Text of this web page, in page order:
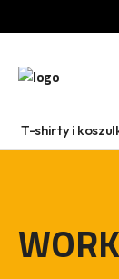
T-shirty i